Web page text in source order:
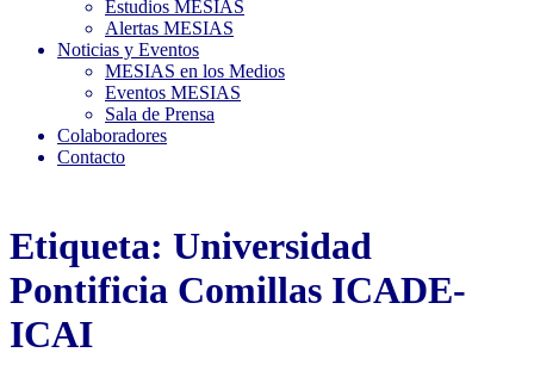
Estudios MESIAS
Alertas MESIAS
Noticias y Eventos
MESIAS en los Medios
Eventos MESIAS
Sala de Prensa
Colaboradores
Contacto
Etiqueta: Universidad
Pontificia Comillas ICADE-
ICAI